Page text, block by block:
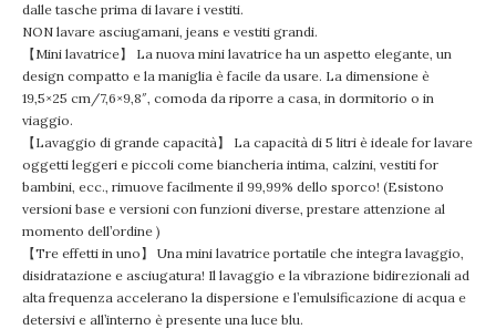
dalle tasche prima di lavare i vestiti.
NON lavare asciugamani, jeans e vestiti grandi.
【Mini lavatrice】 La nuova mini lavatrice ha un aspetto elegante, un
design compatto e la maniglia è facile da usare. La dimensione è
19,5×25 cm/7,6×9,8″, comoda da riporre a casa, in dormitorio o in
viaggio.
【Lavaggio di grande capacità】 La capacità di 5 litri è ideale for lavare
oggetti leggeri e piccoli come biancheria intima, calzini, vestiti for
bambini, ecc., rimuove facilmente il 99,99% dello sporco! (Esistono
versioni base e versioni con funzioni diverse, prestare attenzione al
momento dell’ordine )
【Tre effetti in uno】 Una mini lavatrice portatile che integra lavaggio,
disidratazione e asciugatura! Il lavaggio e la vibrazione bidirezionali ad
alta frequenza accelerano la dispersione e l’emulsificazione di acqua e
detersivi e all’interno è presente una luce blu.